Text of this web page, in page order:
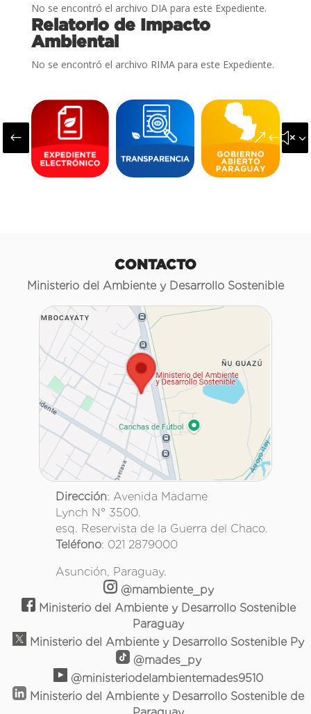
No se encontró el archivo DIA para este Expediente.
Relatorio de Impacto
Ambiental
No se encontró el archivo RIMA para este Expediente.
#
CONTACTO
Ministerio del Ambiente y Desarrollo Sostenible
Dirección: Avenida Madame
Lynch N° 3500.
esq. Reservista de la Guerra del Chaco.
Teléfono: 021 2879000
Asunción, Paraguay.
@mambiente_py
Ministerio del Ambiente y Desarrollo Sostenible
Paraguay
Ministerio del Ambiente y Desarrollo Sostenible Py
@mades_py
@ministeriodelambientemades9510
Ministerio del Ambiente y Desarrollo Sostenible de